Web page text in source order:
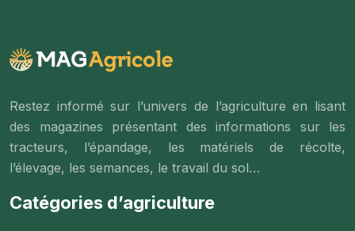
Restez informé sur l’univers de l’agriculture en lisant
des magazines présentant des informations sur les
tracteurs, l’épandage, les matériels de récolte,
l’élevage, les semances, le travail du sol…
Catégories d’agriculture